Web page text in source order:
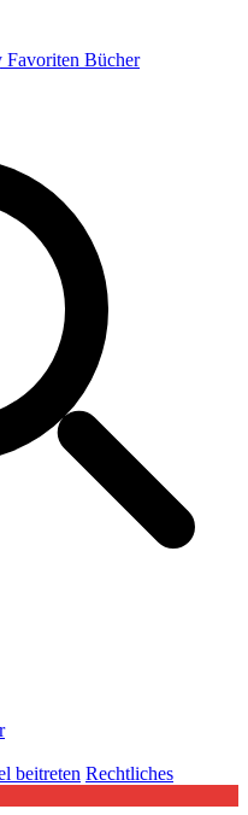
Favoriten Bücher
beitreten Rechtliches